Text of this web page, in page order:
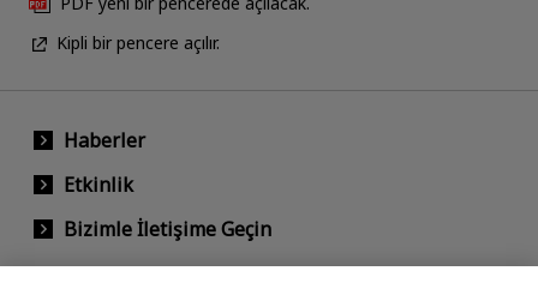
Kipli bir pencere açılır.
Haberler
Etkinlik
Bizimle İletişime Geçin